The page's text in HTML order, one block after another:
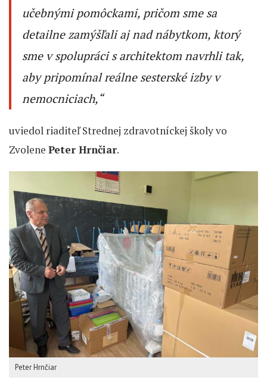
učebnými pomôckami, pričom sme sa
detailne zamýšľali aj nad nábytkom, ktorý
sme v spolupráci s architektom navrhli tak,
aby pripomínal reálne sesterské izby v
nemocniciach,“
uviedol riaditeľ Strednej zdravotníckej školy vo
Zvolene Peter Hrnčiar.
Peter Hrnčiar